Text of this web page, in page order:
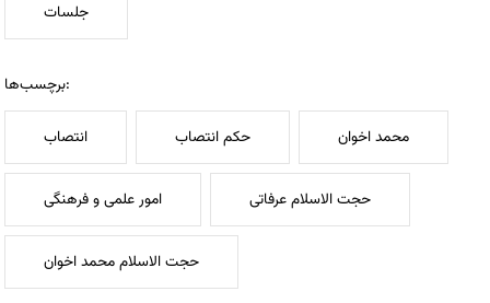
جلسات
برچسب‌ها:
انتصاب حکم انتصاب محمد اخوان
امور علمی و فرهنگی حجت الاسلام عرفاتی
حجت الاسلام محمد اخوان